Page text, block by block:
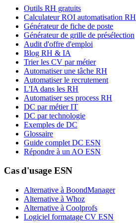
Outils RH gratuits
Calculateur ROI automatisation RH
Générateur de fiche de poste
Générateur de grille de présélection
Audit d'offre d'emploi
Blog RH & IA
Trier les CV par métier
Automatiser une tâche RH
Automatiser le recrutement
L'IA dans les RH
Automatiser ses process RH
DC par métier IT
DC par technologie
Exemples de DC
Glossaire
Guide complet DC ESN
Répondre à un AO ESN
Cas d'usage ESN
Alternative à BoondManager
Alternative à Whoz
Alternative à Coolprofs
Logiciel formatage CV ESN